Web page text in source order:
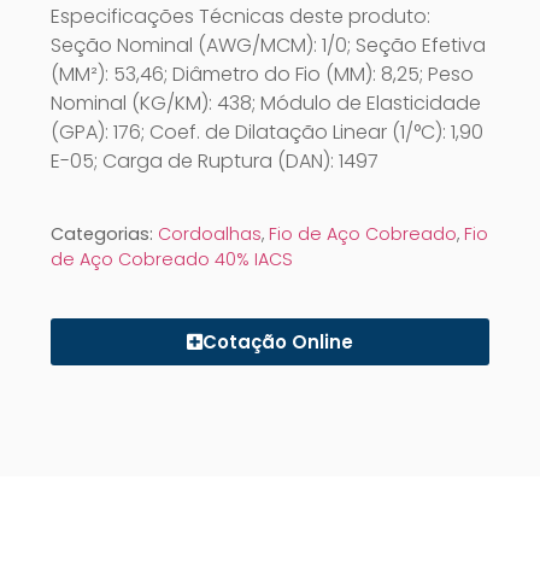
Especificações Técnicas deste produto:
Seção Nominal (AWG/MCM): 1/0; Seção Efetiva
(MM²): 53,46; Diâmetro do Fio (MM): 8,25; Peso
Nominal (KG/KM): 438; Módulo de Elasticidade
(GPA): 176; Coef. de Dilatação Linear (1/°C): 1,90
E-05; Carga de Ruptura (DAN): 1497
Categorias: Cordoalhas, Fio de Aço Cobreado, Fio
de Aço Cobreado 40% IACS
Cotação Online